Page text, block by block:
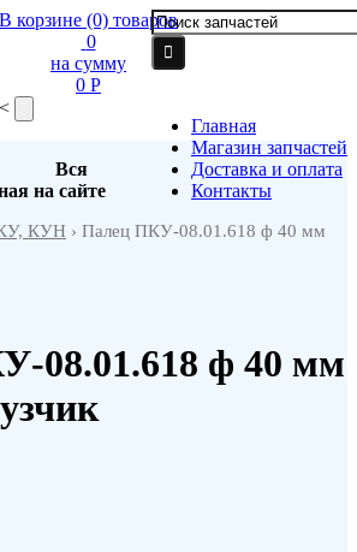
В корзине (0) товаров
0
на сумму
0 P
Главная
Магазин запчастей
Доставка и оплата
Контакты
КУН › Палец ПКУ-08.01.618 ф 40 мм
08.01.618 ф 40 мм
<
Вся
на сайте